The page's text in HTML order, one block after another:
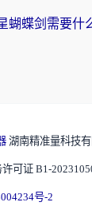
湖南精准量科技有
可证 B1-
号-2